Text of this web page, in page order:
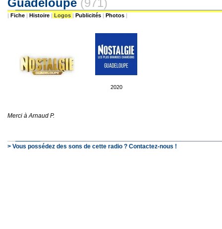
Guadeloupe (971)
| Fiche | Histoire | Logos | Publicités | Photos |
2020
Merci à Arnaud P.
> Vous possédez des sons de cette radio ? Contactez-nous !